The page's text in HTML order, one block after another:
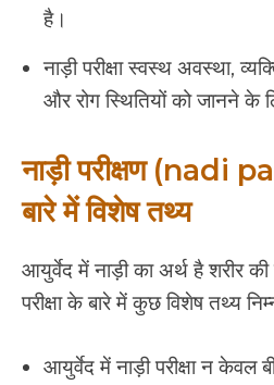
है।
नाड़ी परीक्षा स्वस्थ अवस्था,
और रोग स्थितियों को जानने के
नाड़ी परीक्षण (nadi
बारे में विशेष तथ्य
आयुर्वेद में नाड़ी का अर्थ है शरीर
परीक्षा के बारे में कुछ विशेष तथ्य
आयुर्वेद में नाड़ी परीक्षा न केवल